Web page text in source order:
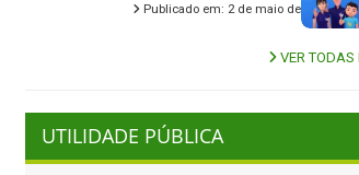
Publicado em: 2 de maio de 2026
VER TODAS
UTILIDADE PÚBLICA